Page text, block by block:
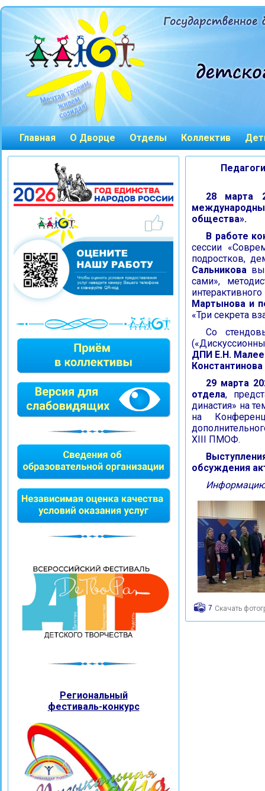
Главная О Дворце Отделы Коллектив
Региональный
фестиваль-конкурс
28 марта
общества».
В работе
сессии
подростков,
Сальникова
сами»,
Мартынова и
«Три секрета
Со
ДПИ Е.Н.
Константинова
29 марта
отдела,
династия» на
на
XIII ПМОФ.
обсуждения
Информацию
7 Скачать